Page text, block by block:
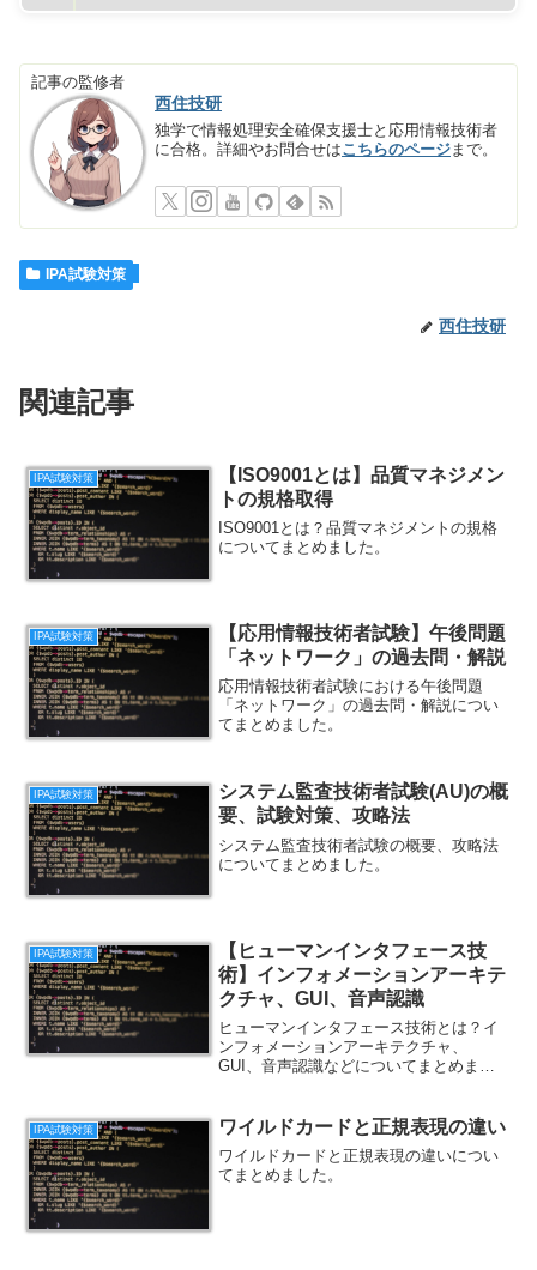
記事の監修者
西住技研
独学で情報処理安全確保支援士と応用情報技術者
に合格。詳細やお問合せはこちらのページ まで。
IPA試験対策
西住技研
関連記事
IPA試験対策
【ISO9001とは】品質マネジメン
トの規格取得
ISO9001とは？品質マネジメントの規格
についてまとめました。
IPA試験対策
【応用情報技術者試験】午後問題
「ネットワーク」の過去問・解説
応用情報技術者試験における午後問題
「ネットワーク」の過去問・解説につい
てまとめました。
IPA試験対策
システム監査技術者試験(AU)の概
要、試験対策、攻略法
システム監査技術者試験の概要、攻略法
についてまとめました。
IPA試験対策
【ヒューマンインタフェース技
術】インフォメーションアーキテ
クチャ、GUI、音声認識
ヒューマンインタフェース技術とは？イ
ンフォメーションアーキテクチャ、
GUI、音声認識などについてまとめまし
IPA試験対策 ワイルドカードと正規表現の違い
ワイルドカードと正規表現の違いについ
てまとめました。